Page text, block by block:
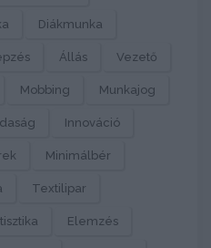
Diákmunka
Állás Vezető
Mobbing Munkajog
Innováció
Minimálbér
Textilipar
Elemzés